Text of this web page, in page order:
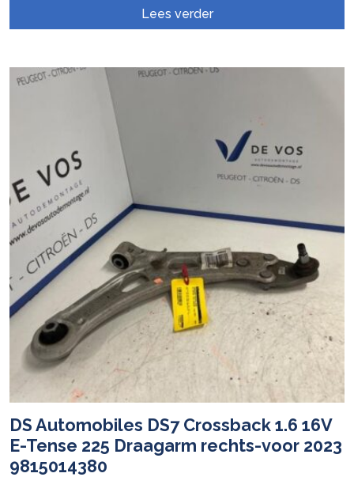
Lees verder
DS Automobiles DS7 Crossback 1.6 16V
E-Tense 225 Draagarm rechts-voor 2023
9815014380